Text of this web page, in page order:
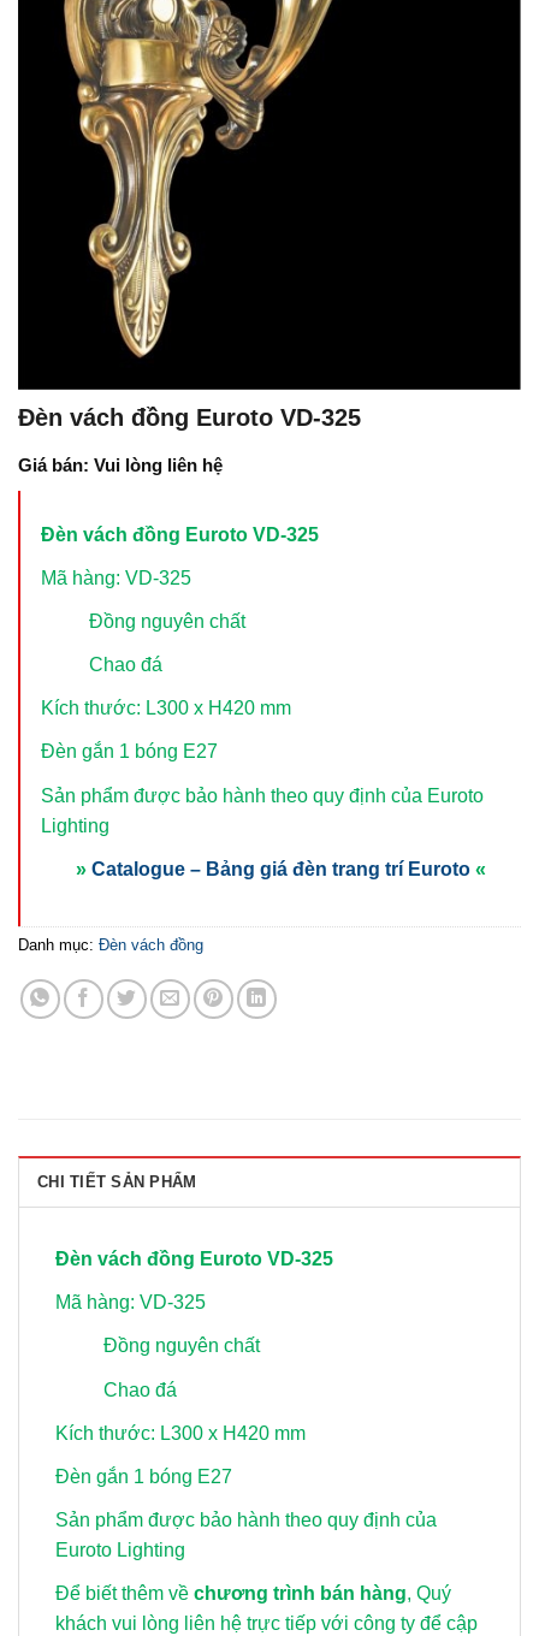
Đèn vách đồng Euroto VD-325
Giá bán: Vui lòng liên hệ
Đèn vách đồng Euroto VD-325
Mã hàng: VD-325
Đồng nguyên chất
Chao đá
Kích thước: L300 x H420 mm
Đèn gắn 1 bóng E27
Sản phẩm được bảo hành theo quy định của Euroto
Lighting
» Catalogue – Bảng giá đèn trang trí Euroto «
Danh mục: Đèn vách đồng
CHI TIẾT SẢN PHẨM
Đèn vách đồng Euroto VD-325
Mã hàng: VD-325
Đồng nguyên chất
Chao đá
Kích thước: L300 x H420 mm
Đèn gắn 1 bóng E27
Sản phẩm được bảo hành theo quy định của
Euroto Lighting
Để biết thêm về chương trình bán hàng, Quý
khách vui lòng liên hệ trực tiếp với công ty để cập